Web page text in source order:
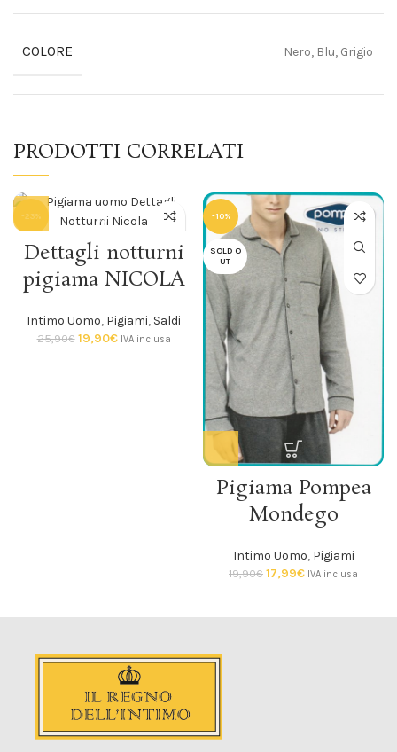
COLORE Nero, Blu, Grigio
PRODOTTI CORRELATI
-23%
SOLD O
UT
Dettagli notturni
pigiama NICOLA
Intimo Uomo, Pigiami, Saldi
25,90€ 19,90€ IVA inclusa
-10%
SOLD O
UT
Pigiama Pompea
Mondego
Intimo Uomo, Pigiami
19,90€ 17,99€ IVA inclusa